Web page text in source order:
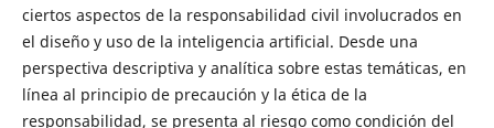
ciertos aspectos de la responsabilidad civil involucrados en
el diseño y uso de la inteligencia artificial. Desde una
perspectiva descriptiva y analítica sobre estas temáticas, en
línea al principio de precaución y la ética de la
responsabilidad, se presenta al riesgo como condición del